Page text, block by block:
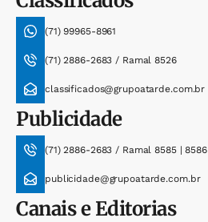
(71) 99965-8961
(71) 2886-2683 / Ramal 8526
classificados@grupoatarde.com.br
Publicidade
(71) 2886-2683 / Ramal 8585 | 8586
publicidade@grupoatarde.com.br
Canais e Editorias